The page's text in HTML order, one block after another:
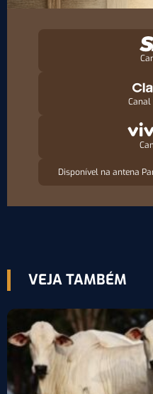
Canal
Disponível na antena
VEJA TAMBÉM